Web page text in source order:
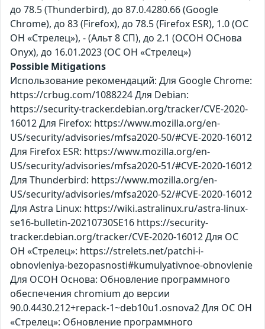
до 78.5 (Thunderbird), до 87.0.4280.66 (Google
Chrome), до 83 (Firefox), до 78.5 (Firefox ESR), 1.0 (ОС
ОН «Стрелец»), - (Альт 8 СП), до 2.1 (ОСОН ОСнова
Оnyx), до 16.01.2023 (ОС ОН «Стрелец»)
Possible Mitigations
Использование рекомендаций: Для Google Chrome:
https://crbug.com/1088224 Для Debian:
https://security-tracker.debian.org/tracker/CVE-2020-
16012 Для Firefox: https://www.mozilla.org/en-
US/security/advisories/mfsa2020-50/#CVE-2020-16012
Для Firefox ESR: https://www.mozilla.org/en-
US/security/advisories/mfsa2020-51/#CVE-2020-16012
Для Thunderbird: https://www.mozilla.org/en-
US/security/advisories/mfsa2020-52/#CVE-2020-16012
Для Astra Linux: https://wiki.astralinux.ru/astra-linux-
se16-bulletin-20210730SE16 https://security-
tracker.debian.org/tracker/CVE-2020-16012 Для ОС
ОН «Стрелец»: https://strelets.net/patchi-i-
obnovleniya-bezopasnosti#kumulyativnoe-obnovlenie
Для ОСОН Основа: Обновление программного
обеспечения chromium до версии
90.0.4430.212+repack-1~deb10u1.osnova2 Для ОС ОН
«Стрелец»: Обновление программного